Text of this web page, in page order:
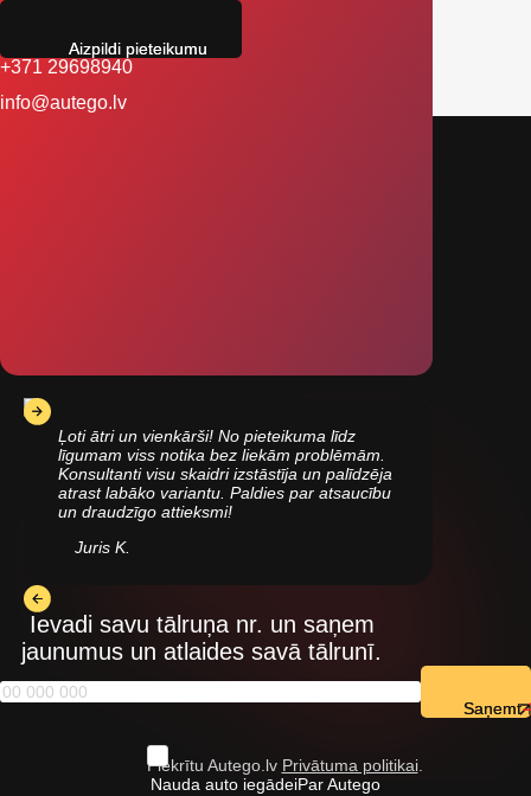
+371 29698940
info@autego.lv
Ļoti ātri un vienkārši! No pieteikuma līdz
līgumam viss notika bez liekām problēmām.
Konsultanti visu skaidri izstāstīja un palīdzēja
atrast labāko variantu. Paldies par atsaucību
un draudzīgo attieksmi!
Juris K.
Ievadi savu tālruņa nr. un saņem
jaunumus un atlaides savā tālrunī.
Piekrītu Autego.lv Privātuma politikai.
Nauda auto iegādeiPar Autego